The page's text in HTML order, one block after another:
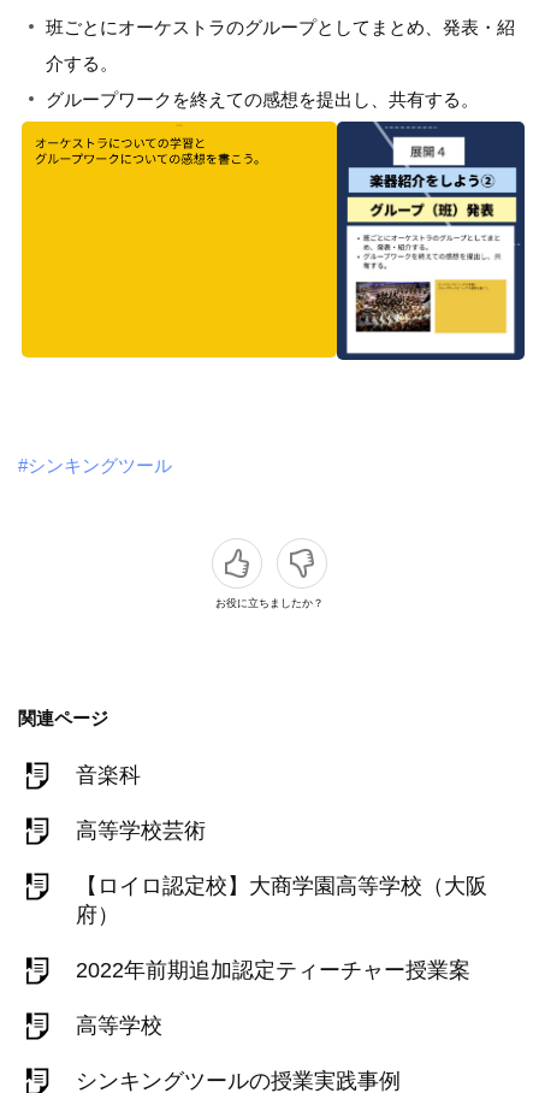
班ごとにオーケストラのグループとしてまとめ、発表・紹
介する。
グループワークを終えての感想を提出し、共有する。
#シンキングツール
お役に立ちましたか？
関連ページ
音楽科
高等学校芸術
【ロイロ認定校】大商学園高等学校（大阪
府）
2022年前期追加認定ティーチャー授業案
高等学校
シンキングツールの授業実践事例